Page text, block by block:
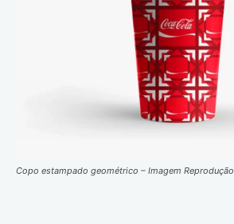
Copo estampado geométrico – Imagem Reprodução